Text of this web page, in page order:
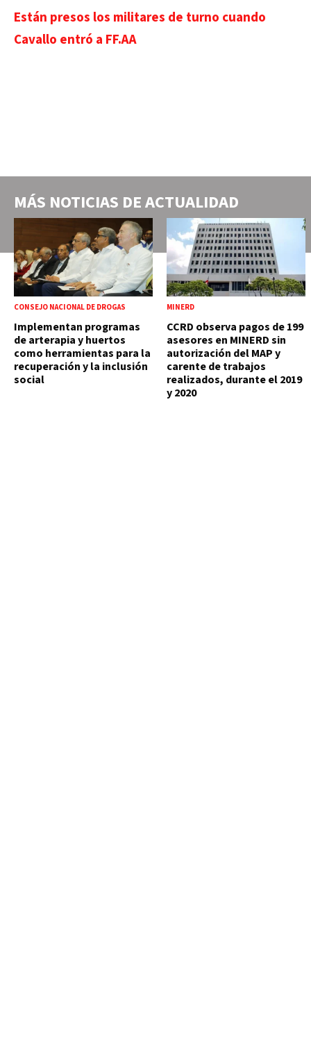
Están presos los militares de turno cuando
Cavallo entró a FF.AA
MÁS NOTICIAS DEACTUALIDAD
CONSEJO NACIONAL DE DROGAS
Implementan programas
de arterapia y huertos
como herramientas para la
recuperación y la inclusión
social
MINERD
CCRD observa pagos de 199
asesores en MINERD sin
autorización del MAP y
carente de trabajos
realizados, durante el 2019
y 2020